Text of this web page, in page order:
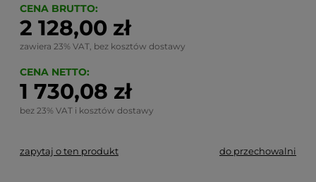
CENA BRUTTO:
2 128,00 zł
zawiera 23% VAT, bez kosztów dostawy
CENA NETTO:
1 730,08 zł
bez 23% VAT i kosztów dostawy
zapytaj o ten produkt do przechowalni